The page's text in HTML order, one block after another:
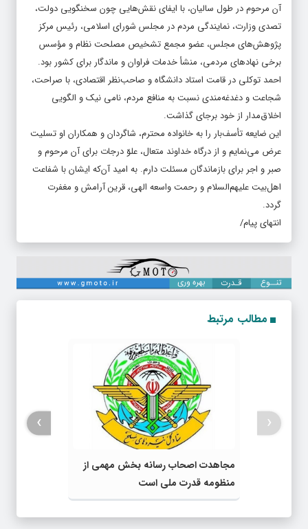
آن مرحوم در طول سالیان، با ایفای نقش‌هایی چون سخنگویی دولت،
تصدی وزارت، نمایندگی مردم در مجلس شورای اسلامی، رئیس مرکز
پژوهش‌های مجلس، عضو مجمع تشخیص مصلحت نظام و مؤسس
برخی نهادهای مردمی، منشأ خدمات فراوان و ماندگار برای کشور بود.
احمد توکلی در قامت استاد دانشگاه و صاحب‌نظر اقتصادی، با صراحت،
شجاعت و دغدغه‌مندی نسبت به منافع مردم، نامی نیک و الگویی
اخلاق‌مدار از خود برجای گذاشت.
این ضایعه تأسف‌بار را به خانواده‌ محترم، شاگردان و همکاران او تسلیت
عرض می‌نمایم و از درگاه خداوند متعال، علوّ درجات برای آن مرحوم و
صبر و اجر برای بازماندگان مسئلت دارم. به امید آن‌که ایشان با شفاعت
اهل‌بیت علیهم‌السلام و رحمت واسعه الهی، قرین آرامش و مغفرت
گردد.
انتهای پیام/
مطالب مرتبط
مجاهدت اصحاب رسانه بخش مهمی از
منظومه قدرت ملی است
‹
›